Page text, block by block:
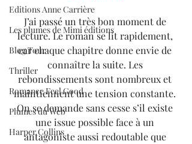
Editions Anne Carrière
Les plumes de Mimi éditions
Blog Tour
Thriller
Romance Feel Good
Plumes du Web
Harper Collins
J’ai passé un très bon moment de
lecture. Le roman se lit rapidement,
car chaque chapitre donne envie de
connaître la suite. Les
rebondissements sont nombreux et
maintiennent une tension constante.
On se demande sans cesse s’il existe
une issue possible face à un
antagoniste aussi redoutable que